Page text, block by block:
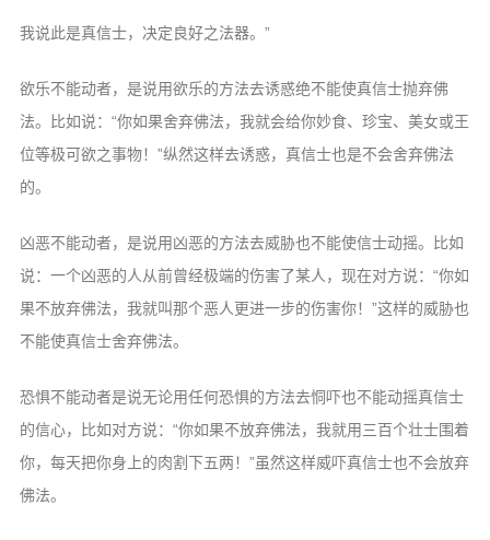
我说此是真信士，决定良好之法器。”
欲乐不能动者，是说用欲乐的方法去诱惑绝不能使真信士抛弃佛
法。比如说：“你如果舍弃佛法，我就会给你妙食、珍宝、美女或王
位等极可欲之事物！”纵然这样去诱惑，真信士也是不会舍弃佛法
的。
凶恶不能动者，是说用凶恶的方法去威胁也不能使信士动摇。比如
说：一个凶恶的人从前曾经极端的伤害了某人，现在对方说：“你如
果不放弃佛法，我就叫那个恶人更进一步的伤害你！”这样的威胁也
不能使真信士舍弃佛法。
恐惧不能动者是说无论用任何恐惧的方法去恫吓也不能动摇真信士
的信心，比如对方说：“你如果不放弃佛法，我就用三百个壮士围着
你，每天把你身上的肉割下五两！”虽然这样威吓真信士也不会放弃
佛法。